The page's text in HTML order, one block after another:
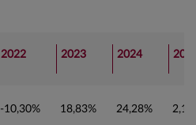
2022 2023 2024
-10,30% 18,83% 24,28%